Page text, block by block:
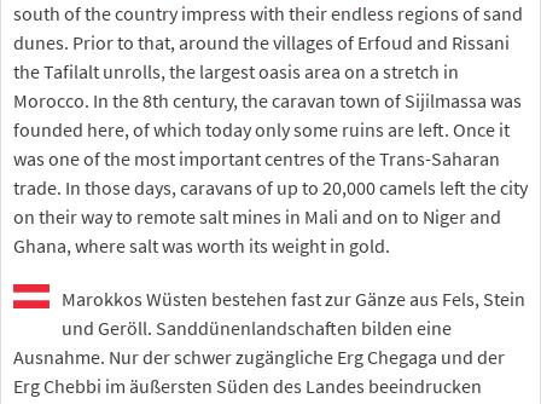
south of the country impress with their endless regions of sand
dunes. Prior to that, around the villages of Erfoud and Rissani
the Tafilalt unrolls, the largest oasis area on a stretch in
Morocco. In the 8th century, the caravan town of Sijilmassa was
founded here, of which today only some ruins are left. Once it
was one of the most important centres of the Trans-Saharan
trade. In those days, caravans of up to 20,000 camels left the city
on their way to remote salt mines in Mali and on to Niger and
Ghana, where salt was worth its weight in gold.
Marokkos Wüsten bestehen fast zur Gänze aus Fels, Stein
und Geröll. Sanddünenlandschaften bilden eine
Ausnahme. Nur der schwer zugängliche Erg Chegaga und der
Erg Chebbi im äußersten Süden des Landes beeindrucken